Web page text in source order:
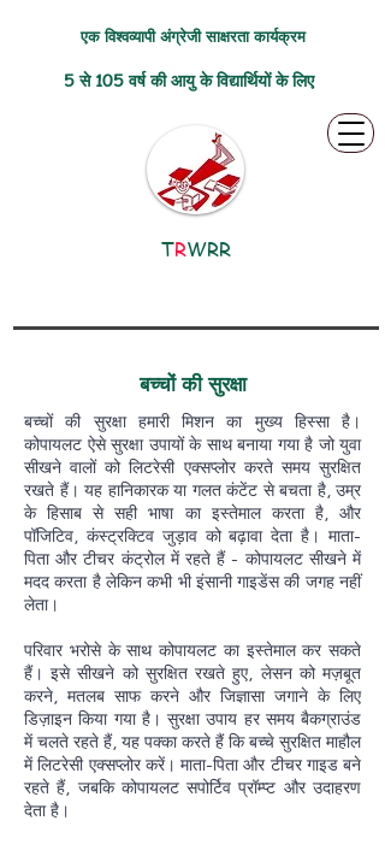
एक विश्वव्यापी अंग्रेजी साक्षरता कार्यक्रम
5 से 105 वर्ष की आयु के विद्यार्थियों के लिए
TRWRR
बच्चों की सुरक्षा
बच्चों की सुरक्षा हमारी मिशन का मुख्य हिस्सा है।
कोपायलट ऐसे सुरक्षा उपायों के साथ बनाया गया है जो युवा
सीखने वालों को लिटरेसी एक्सप्लोर करते समय सुरक्षित
रखते हैं। यह हानिकारक या गलत कंटेंट से बचता है, उम्र
के हिसाब से सही भाषा का इस्तेमाल करता है, और
पॉजिटिव, कंस्ट्रक्टिव जुड़ाव को बढ़ावा देता है। माता-
पिता और टीचर कंट्रोल में रहते हैं - कोपायलट सीखने में
मदद करता है लेकिन कभी भी इंसानी गाइडेंस की जगह नहीं
लेता।
परिवार भरोसे के साथ कोपायलट का इस्तेमाल कर सकते
हैं। इसे सीखने को सुरक्षित रखते हुए, लेसन को मज़बूत
करने, मतलब साफ करने और जिज्ञासा जगाने के लिए
डिज़ाइन किया गया है। सुरक्षा उपाय हर समय बैकग्राउंड
में चलते रहते हैं, यह पक्का करते हैं कि बच्चे सुरक्षित माहौल
में लिटरेसी एक्सप्लोर करें। माता-पिता और टीचर गाइड बने
रहते हैं, जबकि कोपायलट सपोर्टिव प्रॉम्प्ट और उदाहरण
देता है।